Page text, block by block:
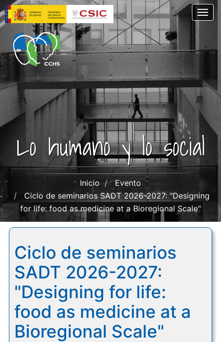
Pasar
al
contenido
principal
Lo humano y lo social
Inicio
Evento
Ciclo de seminarios SADT 2026-2027: "Designing
for life: food as medicine at a Bioregional Scale"
Ciclo de seminarios
SADT 2026-2027:
"Designing for life:
food as medicine at a
Bioregional Scale"